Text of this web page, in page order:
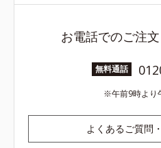
お電話でのご注
無料通話
午前9時より
よくあるご質問